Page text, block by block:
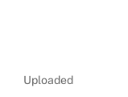
Uploaded